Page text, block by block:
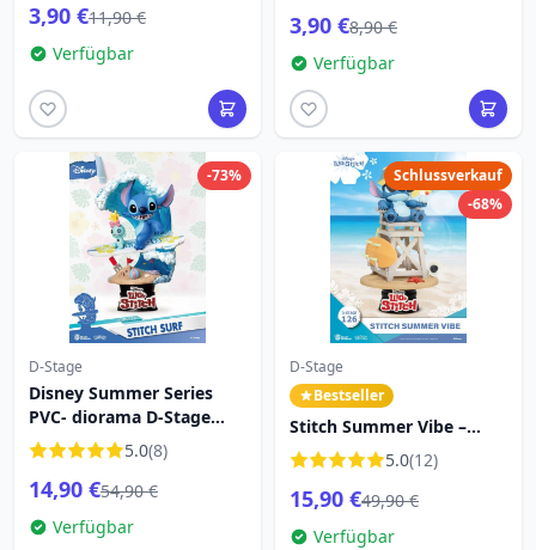
3,90 €11,90 €
Verfügbar
3,90 €8,90 €
Verfügbar
-73%
D-Stage
Disney Summer Series
PVC- diorama D-Stage
Stitch Surf 15 cm
5.0(8)
14,90 €54,90 €
Verfügbar
Schlussverkauf
-68%
D-Stage
Bestseller
Stitch Summer Vibe –
Disney D-Stage
5.0(12)
15,90 €49,90 €
Verfügbar